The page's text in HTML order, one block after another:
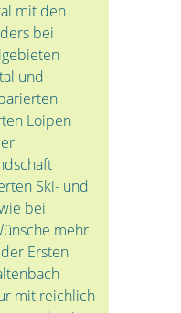
mit den
bei
und
Loipen
Ski- und
bei
mehr
Ersten
mit reichlich